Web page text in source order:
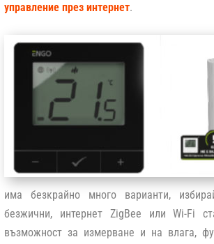
управление през интернет.
има безкрайно много варианти,
безжични, интернет ZigBee или Wi-Fi
възможност за измерване и на влага,